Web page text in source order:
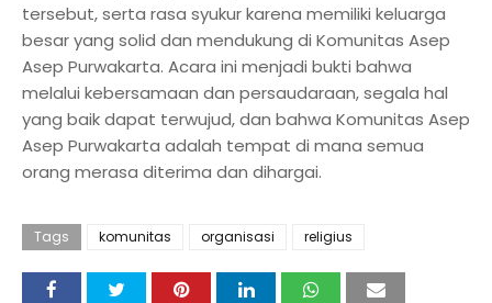
tersebut, serta rasa syukur karena memiliki keluarga
besar yang solid dan mendukung di Komunitas Asep
Asep Purwakarta. Acara ini menjadi bukti bahwa
melalui kebersamaan dan persaudaraan, segala hal
yang baik dapat terwujud, dan bahwa Komunitas Asep
Asep Purwakarta adalah tempat di mana semua
orang merasa diterima dan dihargai.
Tags komunitas organisasi religius